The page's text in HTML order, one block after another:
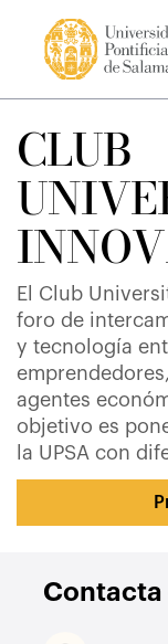
CLUB
El Club
foro de
y tecnología
agentes
objetivo es
la UPSA con
de la sociedad.